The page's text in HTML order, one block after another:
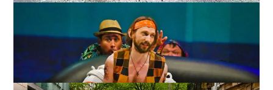
Почему из сел Одесской области исчезли автобусы и
как теперь добираются люди
ВИБОР РЕДАКЦИИ